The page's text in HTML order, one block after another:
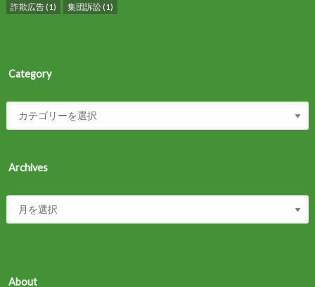
詐欺広告(1) 集団訴訟(1)
Category
Archives
About